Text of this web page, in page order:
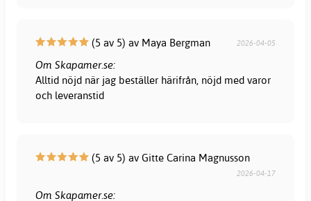
(5 av 5) av Maya Bergman 2026-04-05
Om Skapamer.se:
Alltid nöjd när jag beställer härifrån, nöjd med varor
och leveranstid
(5 av 5) av Gitte Carina Magnusson
2026-04-17
Om Skapamer.se: